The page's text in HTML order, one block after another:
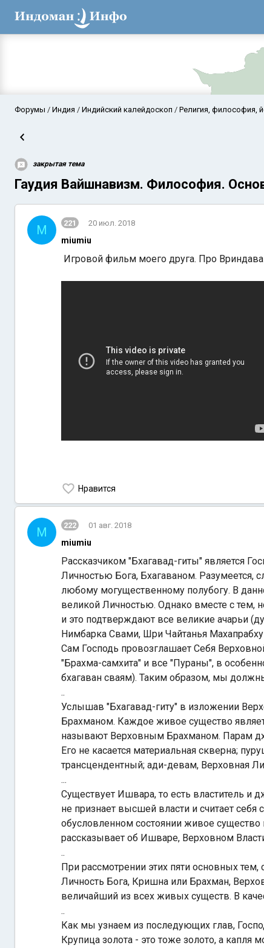
Форумы Индия Индийский калейдоскоп Религия, философия,
закрытая тема
Гаудия Вайшнавизм. Философия.
M 221 20 июл. 2018
miumiu
Игровой фильм моего друга. Про
Нравится
M 222 01 авг. 2018
miumiu
Рассказчиком "Бхагавад-гиты" является
Личностью Бога, Бхагаваном. Разумеется,
любому могущественному полубогу. В
великой Личностью. Однако вместе с тем,
и это подтверждают все великие ачарьи
Нимбарка Свами, Шри Чайтанья
Сам Господь провозглашает Себя
"Брахма-самхита" и все "Пураны", в
бхагаван сваям). Таким образом, мы
..
Услышав "Бхагавад-гиту" в изложении
Брахманом. Каждое живое существо
называют Верховным Брахманом. Парам
Его не касается материальная скверна;
трансцендентный; ади-девам, Верховная
...
Существует Ишвара, то есть властитель и
не признает высшей власти и считает
обусловленном состоянии живое
рассказывает об Ишваре, Верховном
..
При рассмотрении этих пяти основных
Личность Бога, Кришна или Брахман,
величайший из всех живых существ. В
..
Как мы узнаем из последующих глав,
Крупица золота - это тоже золото, а